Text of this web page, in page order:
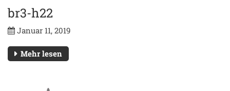
br3-h22
Januar 11, 2019
Mehr lesen